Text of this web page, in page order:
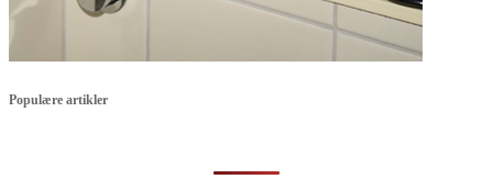
Populære artikler